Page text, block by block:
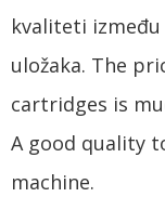
kvaliteti
uložaka. The
cartridges is
A good quality
machine.